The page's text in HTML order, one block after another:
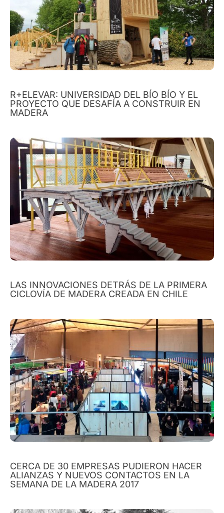
R+ELEVAR: UNIVERSIDAD DEL BÍO BÍO Y EL
PROYECTO QUE DESAFÍA A CONSTRUIR EN
MADERA
LAS INNOVACIONES DETRÁS DE LA PRIMERA
CICLOVÍA DE MADERA CREADA EN CHILE
CERCA DE 30 EMPRESAS PUDIERON HACER
ALIANZAS Y NUEVOS CONTACTOS EN LA
SEMANA DE LA MADERA 2017